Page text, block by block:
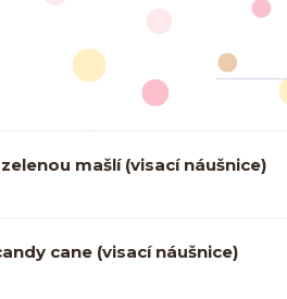
mašlí (visací náušnice)
cane (visací náušnice)